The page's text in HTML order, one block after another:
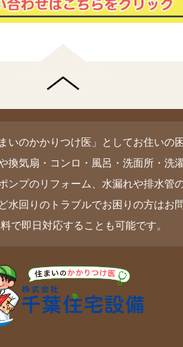
いのかかりつけ医」としてお住いの
換気扇・コンロ・風呂・洗面所・洗
ンプのリフォーム、水漏れや排水管
水回りのトラブルでお困りの方はお
で即日対応することも可能です。